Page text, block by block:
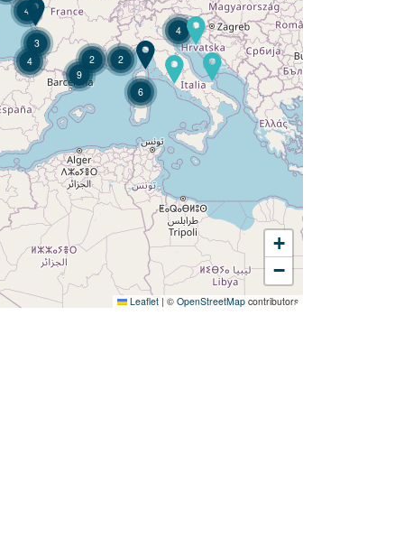
¿Quiere descubrir :
Camping L'Argentière ?
4
6
2
4
3
4
2
9
+
−
Leaflet | © OpenStreetMapcontributors